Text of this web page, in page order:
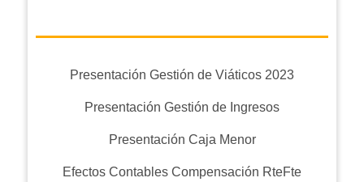
Presentación Gestión de Viáticos 2023
Presentación Gestión de Ingresos
Presentación Caja Menor
Efectos Contables Compensación RteFte